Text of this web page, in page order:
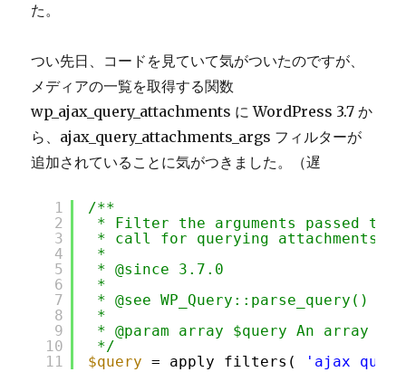
て
こ
へ
た。
つい先日、コードを見ていて気がついたのですが、
メディアの一覧を取得する関数
wp_ajax_query_attachments に WordPress 3.7 か
ら、ajax_query_attachments_args フィルターが
追加されていることに気がつきました。（遅
1
2
3
4
5
6
7
8
9
10
11
/**
* Filter the arguments passed to
* call for querying attachments.
*
* @since 3.7.0
*
* @see WP_Query::parse_query()
*
* @param array $query An array
*/
$query
= apply_filters(